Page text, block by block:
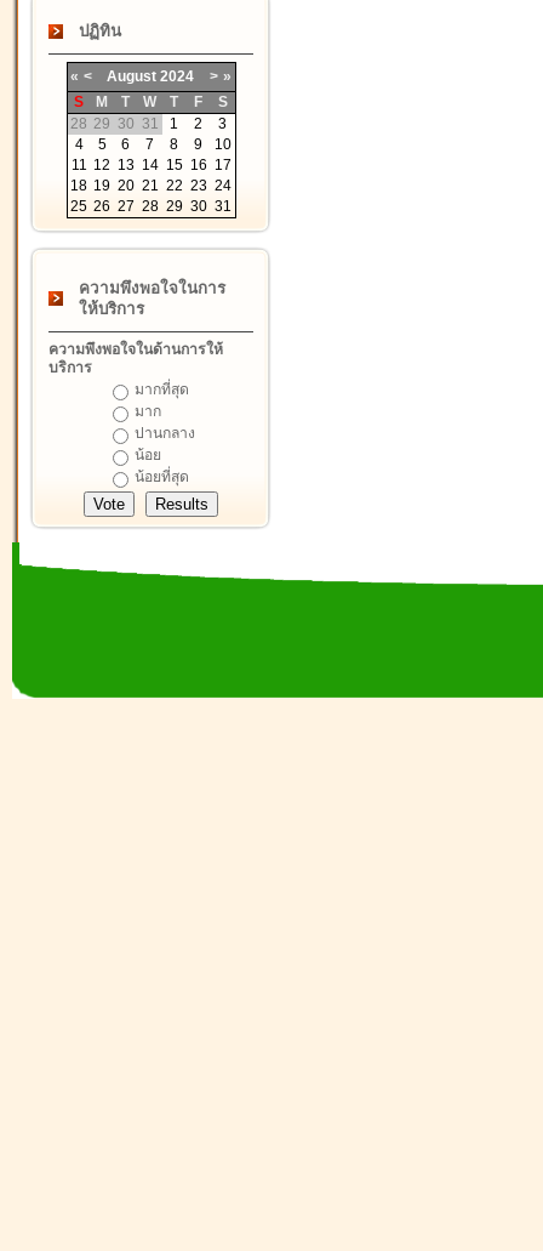
ปฏิทิน
« < August 2024 > »
S
M T W T F
S
28 29 30 31 1 2
3
4
5 6 7 8 9
10
11 12 13 14 15 16 17
18 19 20 21 22 23 24
25 26 27 28 29 30 31
ความพึงพอใจในการ
ให้บริการ
ความพึงพอใจในด้านการให้
บริการ
มากที่สุด
มาก
ปานกลาง
น้อย
น้อยที่สุด